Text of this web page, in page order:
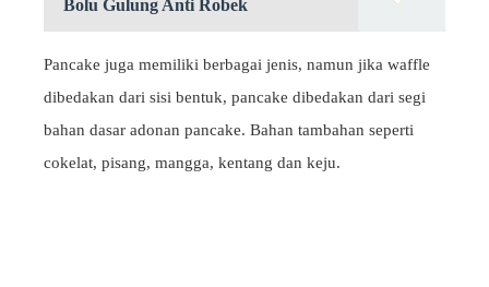
Bolu Gulung Anti Robek
Pancake juga memiliki berbagai jenis, namun jika waffle
dibedakan dari sisi bentuk, pancake dibedakan dari segi
bahan dasar adonan pancake. Bahan tambahan seperti
cokelat, pisang, mangga, kentang dan keju.